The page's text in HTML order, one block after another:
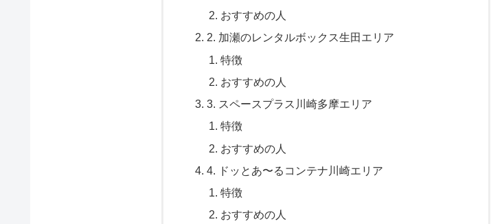
おすすめの人
2. 加瀬のレンタルボックス生田エリア
特徴
おすすめの人
3. スペースプラス川崎多摩エリア
特徴
おすすめの人
4. ドッとあ〜るコンテナ川崎エリア
特徴
おすすめの人